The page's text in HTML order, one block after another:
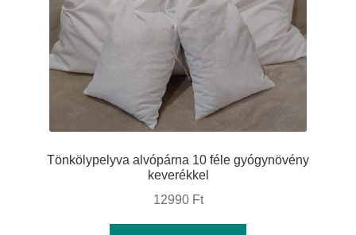
választhatók
ki
Tönkölypelyva alvópárna 10 féle gyógynövény
keverékkel
12990 Ft